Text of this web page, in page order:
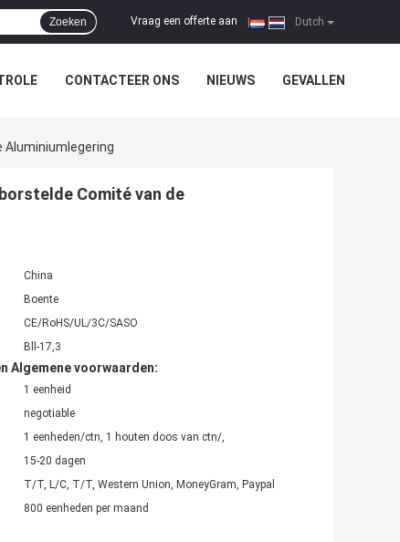
Dutch
Vraag een offerte aan
Zoeken
CONTACTEER ONS NIEUWS GEVALLEN
Aluminiumlegering
Comité van de
China
Boente
CE/RoHS/UL/3C/SASO
Bll-17,3
Algemene voorwaarden:
1 eenheid
negotiable
1 eenheden/ctn, 1 houten doos van ctn/,
15-20 dagen
T/T, L/C, T/T, Western Union, MoneyGram, Paypal
800 eenheden per maand